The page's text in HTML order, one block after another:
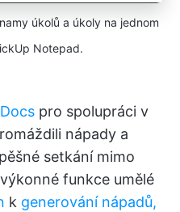
úkolů a úkoly na jednom
Notepad.
pro spolupráci v
nápady a
setkání mimo
funkce umělé
k generování nápadů,